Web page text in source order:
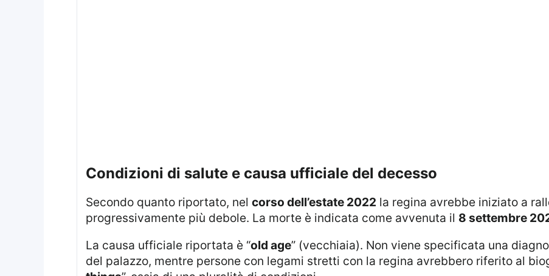
condizioni di salute e causa ufficiale del decesso
Secondo quanto riportato, nel corso dell’estate 2022 la regina avrebbe iniziato a
progressivamente più debole. La morte è indicata come avvenuta il 8 settembre
La causa ufficiale riportata è “old age” (vecchiaia). Non viene specificata una
del palazzo, mentre persone con legami stretti con la regina avrebbero riferito al